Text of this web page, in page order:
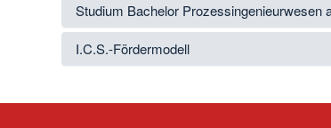
Studium Bachelor Prozessingenieurwesen
I.C.S.-Fördermodell